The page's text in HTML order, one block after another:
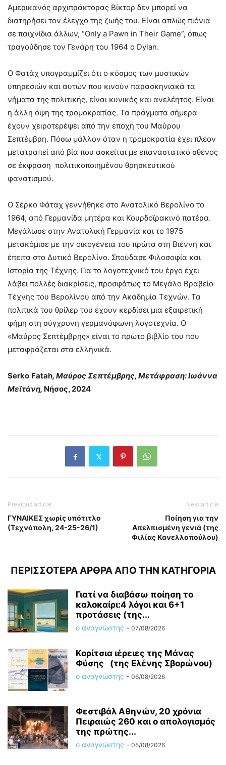
Αμερικανός αρχιπράκτορας Βίκτορ δεν μπορεί να
διατηρήσει τον έλεγχο της ζωής του. Είναι απλώς πιόνια
σε παιχνίδια άλλων, “Only a Pawn in Their Game”, όπως
τραγούδησε τον Γενάρη του 1964 ο Dylan.
Ο Φατάχ υπογραμμίζει ότι ο κόσμος των μυστικών
υπηρεσιών και αυτών που κινούν παρασκηνιακά τα
νήματα της πολιτικής, είναι κυνικός και ανελέητος. Είναι
η άλλη όψη της τρομοκρατίας. Τα πράγματα σήμερα
έχουν χειροτερέψει από την εποχή του Μαύρου
Σεπτέμβρη. Πόσω μάλλον όταν η τρομοκρατία έχει πλέον
μετατραπεί από βία που ασκείται με επαναστατικό σθένος
σε έκφραση πολιτικοποιημένου θρησκευτικού
φανατισμού.
Ο Σέρκο Φάταχ γεννήθηκε στο Ανατολικό Βερολίνο το
1964, από Γερμανίδα μητέρα και Κουρδοϊρακινό πατέρα.
Μεγάλωσε στην Ανατολική Γερμανία και το 1975
μετακόμισε με την οικογένεια του πρώτα στη Βιέννη και
έπειτα στο Δυτικό Βερολίνο. Σπούδασε Φιλοσοφία και
Ιστορία της Τέχνης. Για το λογοτεχνικό του έργο έχει
λάβει πολλές διακρίσεις, προσφάτως το Μεγάλο Βραβείο
Τέχνης του Βερολίνου από την Ακαδημία Τεχνών. Τα
πολιτικά του θρίλερ του έχουν κερδίσει μια εξαιρετική
φήμη στη σύγχρονη γερμανόφωνη λογοτεχνία. Ο
«Μαύρος Σεπτέμβρης» είναι το πρώτο βιβλίο του που
μεταφράζεται στα ελληνικά.
Serko Fatah, Μαύρος Σεπτέμβρης, Μετάφραση: Ιωάννα
Μεϊτάνη, Νήσος, 2024
Previous article
ΓΥΝΑΙΚΕΣ χωρίς υπότιτλο
(Τεχνόπολη, 24-25-26/1)
Next article
Ποίηση για την
Απελπισμένη γενιά (της
Φιλίας Κανελλοπούλου)
ΠΕΡΙΣΣΟΤΕΡΑ ΑΡΘΡΑ ΑΠΟ ΤΗΝ ΚΑΤΗΓΟΡΙΑ
Γιατί να διαβάσω ποίηση το
καλοκαίρι:4 λόγοι και 6+1
προτάσεις (της...
ο αναγνώστης - 07/08/2026
Κορίτσια ιέρειες της Μάνας
Φύσης (της Ελένης Σβορώνου)
ο αναγνώστης - 06/08/2026
Φεστιβάλ Αθηνών, 20 χρόνια
Πειραιώς 260 και ο απολογισμός
της πρώτης...
ο αναγνώστης - 05/08/2026